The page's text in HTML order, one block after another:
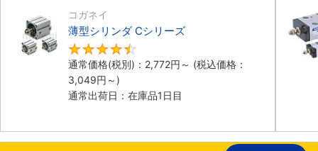
コガネイ
薄型シリンダ Cシリーズ
通常価格(税別)： 2,772円 ～ (税込価格：
3,049円 ～)
通常出荷日：在庫品1日目